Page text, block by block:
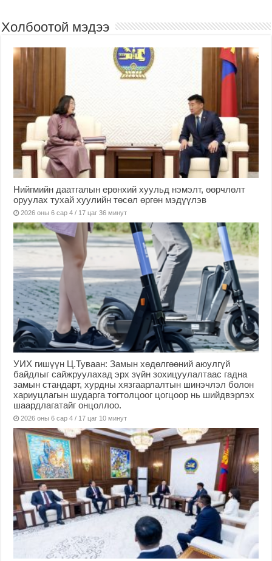
Холбоотой мэдээ
Нийгмийн даатгалын ерөнхий хуульд нэмэлт, өөрчлөлт
оруулах тухай хуулийн төсөл өргөн мэдүүлэв
2026 оны 6 сар 4 / 17 цаг 36 минут
УИХ гишүүн Ц.Туваан: Замын хөдөлгөөний аюулгүй
байдлыг сайжруулахад эрх зүйн зохицуулалтаас гадна
замын стандарт, хурдны хязгаарлалтын шинэчлэл болон
хариуцлагын шударга тогтолцоог цогцоор нь шийдвэрлэх
шаардлагатайг онцоллоо.
2026 оны 6 сар 4 / 17 цаг 10 минут